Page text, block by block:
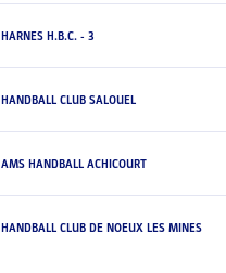
HARNES H.B.C. - 3
HANDBALL CLUB SALOUEL
AMS HANDBALL ACHICOURT
HANDBALL CLUB DE NOEUX LES MINES